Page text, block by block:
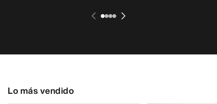
Lo más vendido